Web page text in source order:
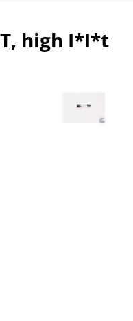
high I*I*t